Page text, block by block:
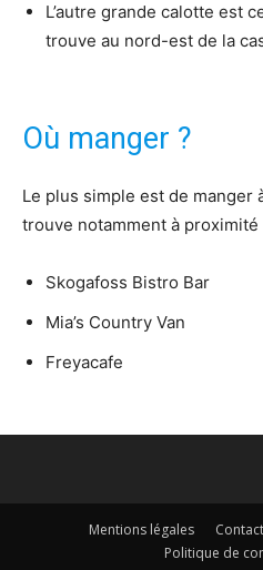
L’autre grande calotte est
trouve au nord-est de la
Où manger ?
Le plus simple est de manger
trouve notamment à proximité
Skogafoss Bistro Bar
Mia’s Country Van
Freyacafe
Mentions légales Contact
Politique de